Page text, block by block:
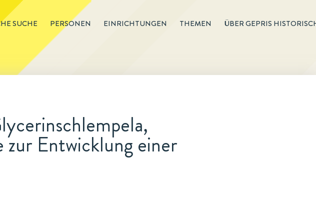
SUCHE PERSONEN EINRICHTUNGEN THEMEN ÜBER GEPRIS
Entwicklung einer